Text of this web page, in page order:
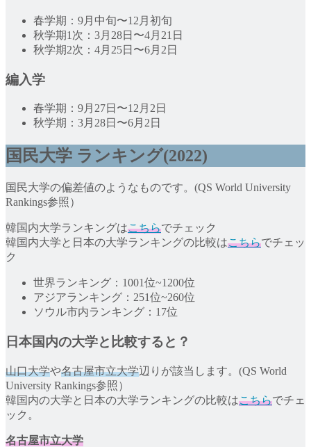
春学期：9月中旬〜12月初旬
秋学期1次：3月28日〜4月21日
秋学期2次：4月25日〜6月2日
編入学
春学期：9月27日〜12月2日
秋学期：3月28日〜6月2日
国民大学 ランキング(2022)
国民大学の偏差値のようなものです。(QS World University
Rankings参照）
韓国内大学ランキングはこちらでチェック
韓国内大学と日本の大学ランキングの比較はこちらでチェッ
ク
世界ランキング：1001位~1200位
アジアランキング：251位~260位
ソウル市内ランキング：17位
日本国内の大学と比較すると？
山口大学や名古屋市立大学辺りが該当します。(QS World
University Rankings参照）
韓国内の大学と日本の大学ランキングの比較はこちらでチェ
ック。
名古屋市立大学